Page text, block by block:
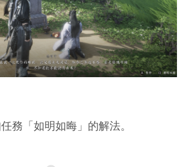
務「如明如晦」的解法。